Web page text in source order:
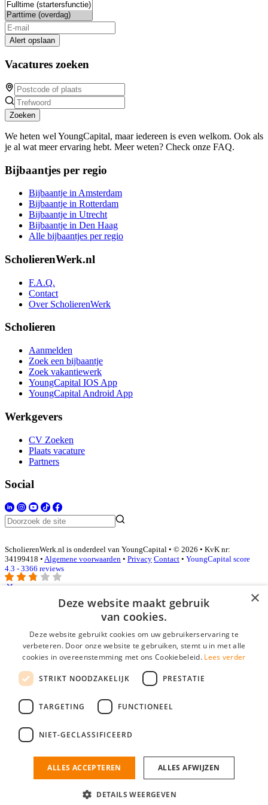
Alert opslaan
Vacatures zoeken
Zoeken
We heten wel YoungCapital, maar iedereen is even welkom. Ook als
je al wat meer ervaring hebt. Meer weten? Check onze FAQ.
Bijbaantjes per regio
Bijbaantje in Amsterdam
Bijbaantje in Rotterdam
Bijbaantje in Utrecht
Bijbaantje in Den Haag
Alle bijbaantjes per regio
ScholierenWerk.nl
F.A.Q.
Contact
Over ScholierenWerk
Scholieren
Aanmelden
Zoek een bijbaantje
Zoek vakantiewerk
YoungCapital IOS App
YoungCapital Android App
Werkgevers
CV Zoeken
Plaats vacature
Partners
Social
ScholierenWerk.nl is onderdeel van YoungCapital • © 2026 • KvK nr:
34199418 • Algemene voorwaarden • Privacy Contact • YoungCapital score
4.3 - 3366 reviews
Inloggen als bedrijf
E-mail*
Wachtwoord
login gegevens onthouden
login
Bedrijf aanmelden
nieuwe collega/werknemer zo gevonden!
×
Deze website maakt gebruik
van cookies.
Deze website gebruikt cookies om uw gebruikerservaring te
verbeteren. Door onze website te gebruiken, stemt u in met alle
cookies in overeenstemming met ons Cookiebeleid. Lees verder
STRIKT NOODZAKELIJK PRESTATIE
TARGETING FUNCTIONEEL
NIET-GECLASSIFICEERD
ALLES ACCEPTEREN ALLES AFWIJZEN
DETAILS WEERGEVEN